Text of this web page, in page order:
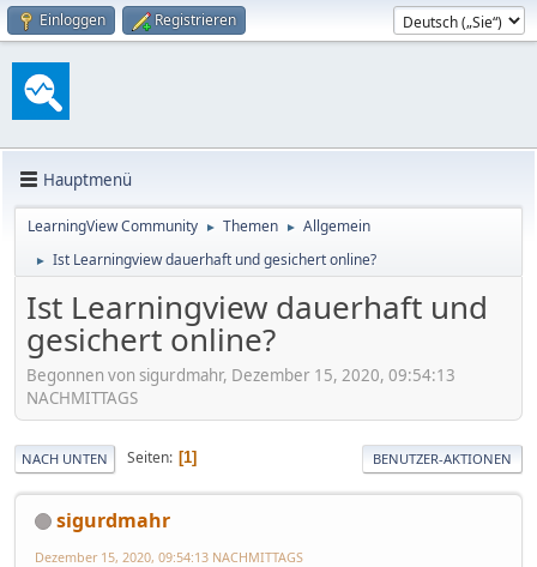
Einloggen Registrieren
Hauptmenü
LearningView Community ► Themen ► Allgemein
► Ist Learningview dauerhaft und gesichert online?
Ist Learningview dauerhaft und
gesichert online?
Begonnen von sigurdmahr, Dezember 15, 2020, 09:54:13
NACHMITTAGS
NACH UNTEN Seiten 1 BENUTZER-AKTIONEN
sigurdmahr
Dezember 15, 2020, 09:54:13 NACHMITTAGS